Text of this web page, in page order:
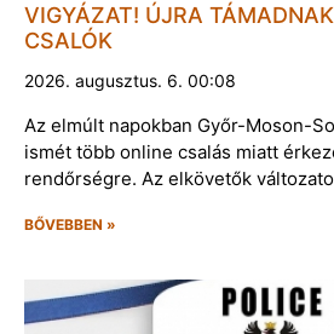
VIGYÁZAT! ÚJRA
CSALÓK
2026. augusztus. 6. 00:08
Az elmúlt napokban Győr-Moson-
ismét több online csalás miatt
rendőrségre. Az elkövetők
BŐVEBBEN »